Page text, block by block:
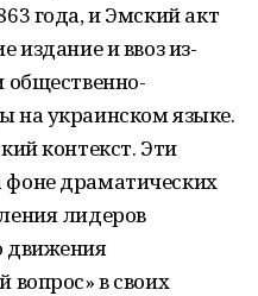
года, и Эмский акт
издание и ввоз из-
общественно-
на украинском языке.
контекст. Эти
драматических
лидеров
движения
вопрос» в своих